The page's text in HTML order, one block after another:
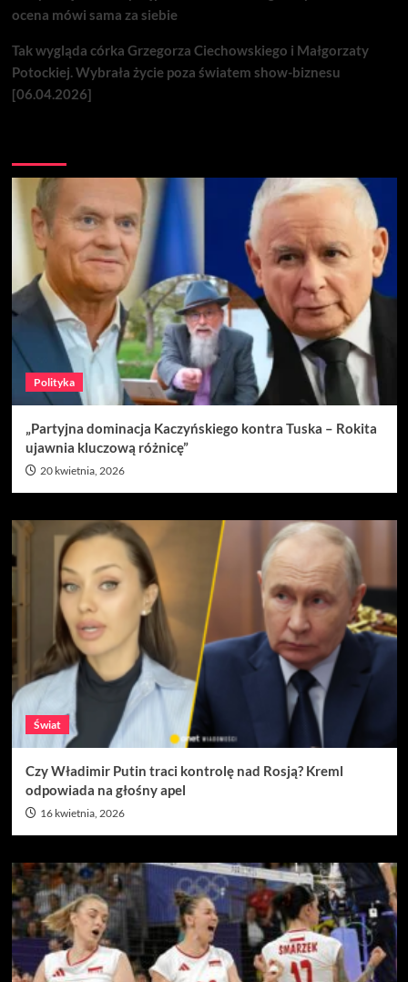
ocena mówi sama za siebie
Tak wygląda córka Grzegorza Ciechowskiego i Małgorzaty
Potockiej. Wybrała życie poza światem show-biznesu
[06.04.2026]
Polityka
„Partyjna dominacja Kaczyńskiego kontra Tuska – Rokita
ujawnia kluczową różnicę”
20 kwietnia, 2026
Świat
Czy Władimir Putin traci kontrolę nad Rosją? Kreml
odpowiada na głośny apel
16 kwietnia, 2026